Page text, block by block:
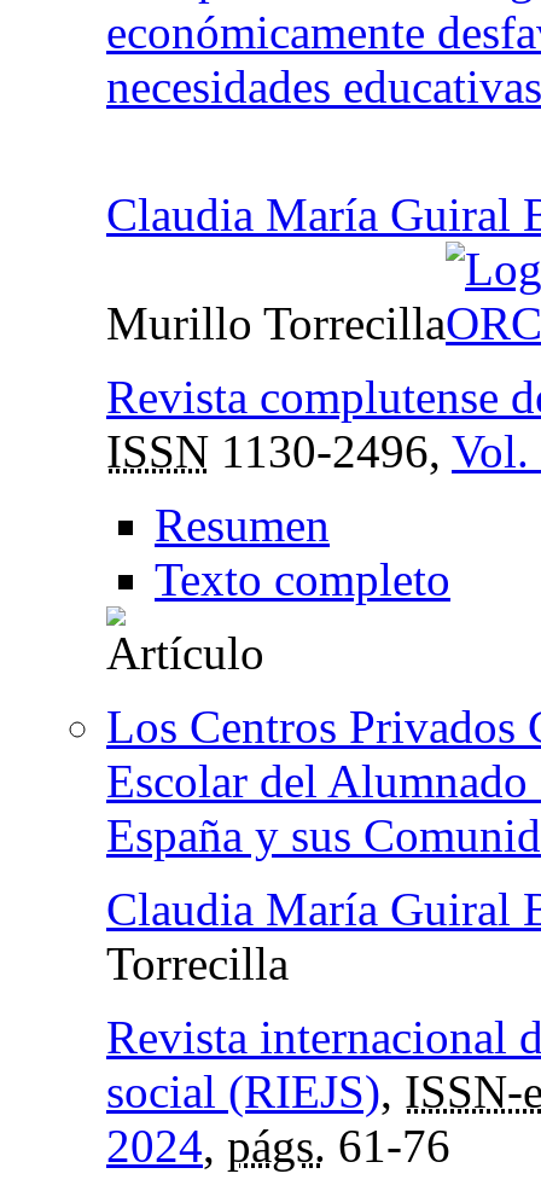
económicamente
necesidades
Claudia María Guiral
Murillo Torrecilla
Revista complutense
ISSN 1130-2496, Vol.
Resumen
Texto completo
Los Centros Privados
Escolar del
España y sus
Claudia María Guiral
Torrecilla
Revista internacional
social (RIEJS), ISSN-
2024, págs. 61-76